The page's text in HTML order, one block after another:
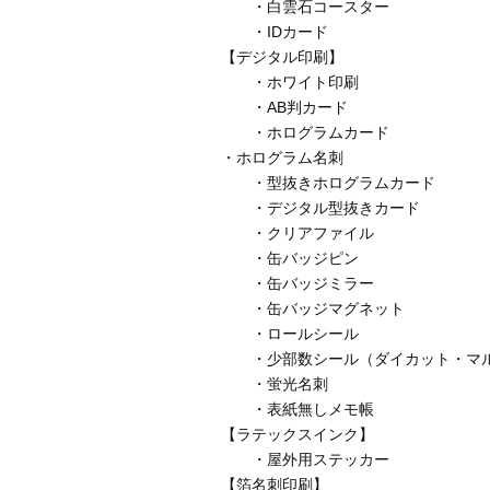
・白雲石コースター
・IDカード
【デジタル印刷】
・ホワイト印刷
・AB判カード
・ホログラムカード
・ホログラム名刺
・型抜きホログラムカード
・デジタル型抜きカード
・クリアファイル
・缶バッジピン
・缶バッジミラー
・缶バッジマグネット
・ロールシール
・少部数シール（ダイカット・マ
・蛍光名刺
・表紙無しメモ帳
【ラテックスインク】
・屋外用ステッカー
【箔名刺印刷】